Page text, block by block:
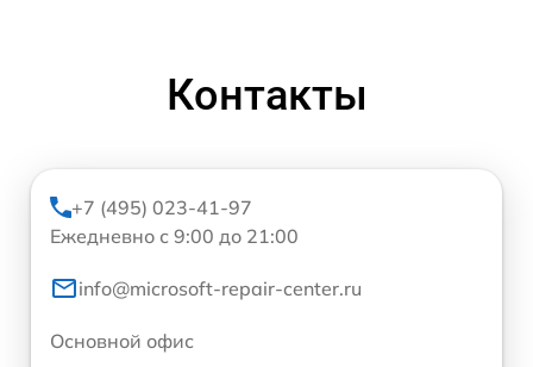
Контакты
+7 (495) 023-41-97
Ежедневно с 9:00 до 21:00
info@microsoft-repair-center.ru
Основной офис